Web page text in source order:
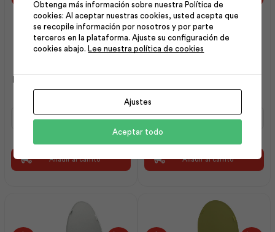
Redondo Verde Primavera
| F.V
Asiento
Económico
Primavera
|
Añadir al carrito
Redondo
C.
Shell
|
Añadir al carrito
Obtenga más información sobre nuestra Política de
cookies: Al aceptar nuestras cookies, usted acepta que
se recopile información por nosotros y por parte
terceros en la plataforma. Ajuste su configuración de
cookies abajo. Lee nuestra política de cookies
Ajustes
Aceptar todo